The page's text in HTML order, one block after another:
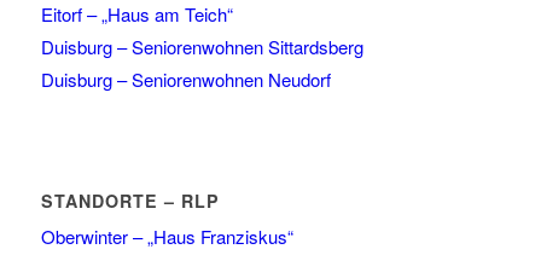
Eitorf – „Haus am Teich“
Duisburg – Seniorenwohnen Sittardsberg
Duisburg – Seniorenwohnen Neudorf
STANDORTE – RLP
Oberwinter – „Haus Franziskus“